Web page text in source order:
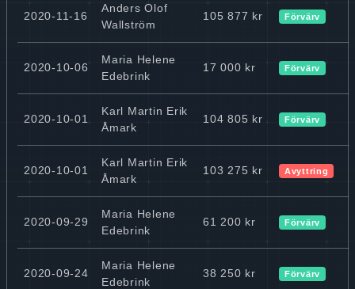
2020-11-16
Anders Olof
Wallström
105 877 kr Förvärv
2020-10-06
Maria Helene
Edebrink
17 000 kr Förvärv
2020-10-01
Karl Martin Erik
Åmark
104 805 kr Förvärv
2020-10-01
Karl Martin Erik
Åmark
103 275 kr Avyttring
2020-09-29
Maria Helene
Edebrink
61 200 kr Förvärv
2020-09-24
Maria Helene
Edebrink
38 250 kr Förvärv